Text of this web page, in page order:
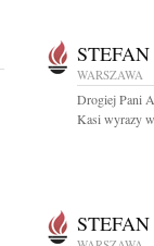
WARSZAWA
Drogiej Pani
Kasi wyrazy